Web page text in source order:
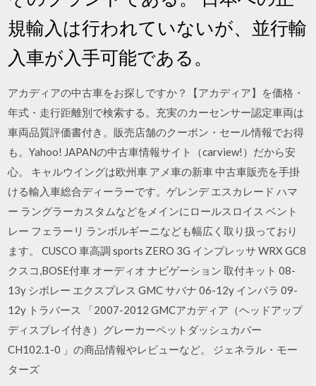
規輸入は行われていないが、並行輸
入車が入手可能である。
アカディアの中古車をお探しですか？【アカディア】を価格・
年式・走行距離別で検索する。充実のカーセンサー認定車両は
車両品質評価書付き。販売店舗のクーポン・セール情報でお得
も。Yahoo! JAPANの中古車情報サイト（carview!）だから安
心。 キャルウイングは欧州車 アメ車の新車 中古車販売を手掛
ける輸入車総合ディーラーです。ゲレンデ エスカレード ハマ
ー ラングラーカスタムなどをメインにロールスロイス ベント
レー フェラーリ ランボルギーニなども幅広く取り扱っており
ます。 CUSCO 車高調 sports ZERO 3G インプレッサ WRX GC8
クスコ,BOSE付車 オーディオ ナビゲーション 取付キット 08-
13y シボレー エクスプレス GMC サバナ 06-12y インパラ 09-
12y トラバース 「2007-2012 GMCアカディア（ヘッドアップ
ディスプレイ付き）グレーカーペットダッシュカバー
CH102.1-0 」の商品情報やレビューなど。 ジェネラル・モー
ターズ